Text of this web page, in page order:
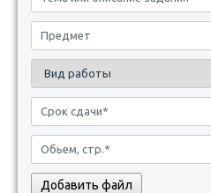
Добавить файл